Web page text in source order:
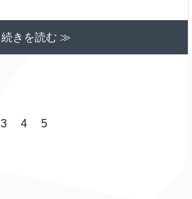
続きを読む ≫
3 4 5